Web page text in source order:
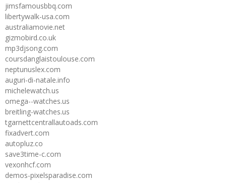
jimsfamousbbq.com
libertywalk-usa.com
australiamovie.net
gizmobird.co.uk
mp3djsong.com
coursdanglaistoulouse.com
neptunuslex.com
auguri-di-natale.info
michelewatch.us
omega--watches.us
breitling-watches.us
tgarnettcentrallautoads.com
fixadvert.com
autopluz.co
save3time-c.com
vexonhcf.com
demos-pixelsparadise.com